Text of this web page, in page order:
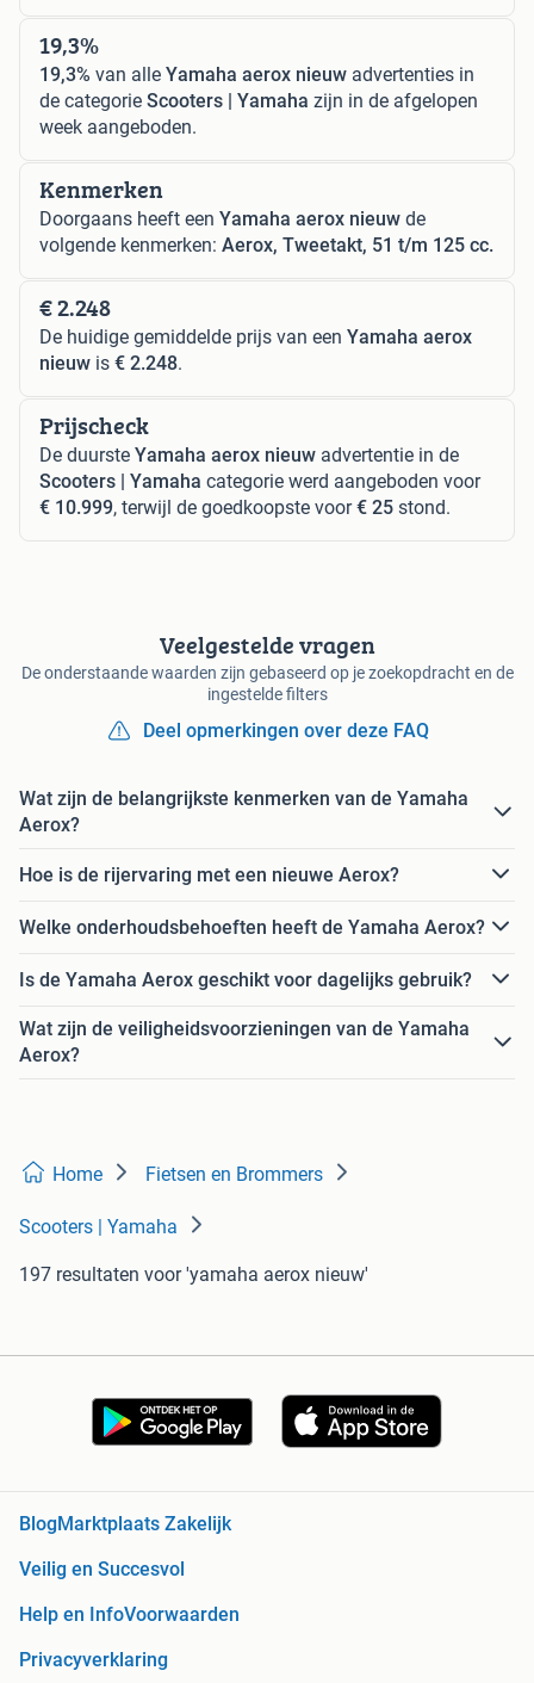
19,3%
19,3% van alle Yamaha aerox nieuw advertenties in
de categorie Scooters | Yamaha zijn in de afgelopen
week aangeboden.
Kenmerken
Doorgaans heeft een Yamaha aerox nieuw de
volgende kenmerken: Aerox, Tweetakt, 51 t/m 125 cc.
€ 2.248
De huidige gemiddelde prijs van een Yamaha aerox
nieuw is € 2.248.
Prijscheck
De duurste Yamaha aerox nieuw advertentie in de
Scooters | Yamaha categorie werd aangeboden voor
€ 10.999, terwijl de goedkoopste voor€ 25 stond.
Veelgestelde vragen
De onderstaande waarden zijn gebaseerd op je zoekopdracht en de
ingestelde filters
Deel opmerkingen over deze FAQ
Wat zijn de belangrijkste kenmerken van de Yamaha
Aerox?
Hoe is de rijervaring met een nieuwe Aerox?
Welke onderhoudsbehoeften heeft de Yamaha Aerox?
Is de Yamaha Aerox geschikt voor dagelijks gebruik?
Wat zijn de veiligheidsvoorzieningen van de Yamaha
Aerox?
Home Fietsen en Brommers
Scooters | Yamaha
197 resultaten voor 'yamaha aerox nieuw'
Blog Marktplaats Zakelijk
Veilig en Succesvol
Help en InfoVoorwaarden
Privacyverklaring